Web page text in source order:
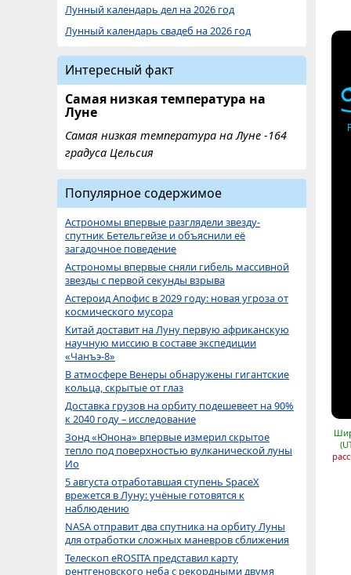
Лунный календарь дел на 2026 год
Лунный календарь свадеб на 2026 год
Интересный факт
Самая низкая температура на
Луне
Самая низкая температура на Луне -164
градуса Цельсия
Популярное содержимое
Астрономы впервые разглядели звезду-
спутник Бетельгейзе и объяснили её
загадочное поведение
Астрономы впервые сняли гибель массивной
звезды с первой секунды взрыва
Астероид Апофис в 2029 году: новая угроза от
космического мусора
Китай доставит на Луну первую африканскую
научную миссию в составе экспедиции
«Чанъэ-8»
В атмосфере Венеры обнаружены гигантские
кольца, скрытые от глаз
Доставка грузов на орбиту подешевеет на 90%
к 2040 году – исследование
Зонд «Юнона» впервые измерил скрытое
тепло под поверхностью вулканической луны
Ио
5 августа отработавшая ступень SpaceX
врежется в Луну: учёные готовятся к
наблюдению
NASA отправит два спутника на орбиту Луны
для отработки сложных маневров сближения
Телескоп eROSITA представил карту
рентгеновского неба с рекордными двумя